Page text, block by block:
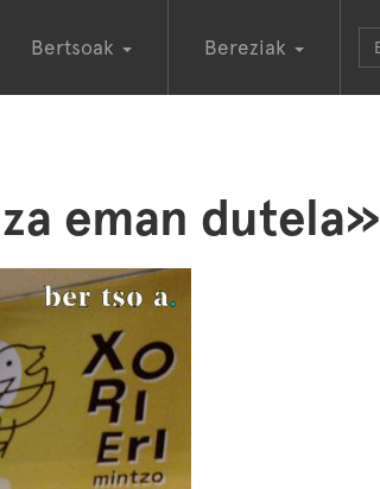
Bertsoak Bereziak
eman dutela»